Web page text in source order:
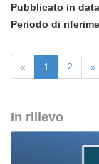
Pubblicato in
Periodo di
« 1 2 »
In rilievo